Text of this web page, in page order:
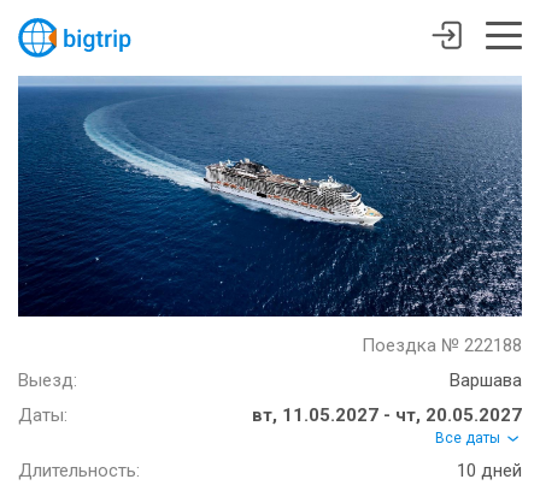
Поездка № 222188
Выезд:
Варшава
Даты:
вт, 11.05.2027 - чт, 20.05.2027
Все даты
Длительность:
10 дней